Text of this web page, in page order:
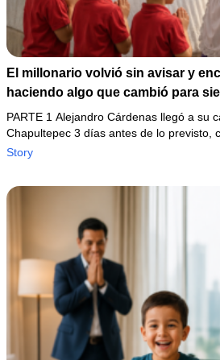
El millonario volvió sin avisar y
haciendo algo que cambió para
PARTE 1 Alejandro Cárdenas llegó a su
Chapultepec 3 días antes de lo previsto,
Story